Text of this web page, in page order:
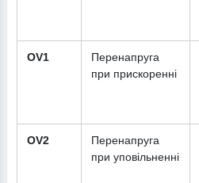
OV1
Перенапруга
при прискоренні
OV2
Перенапруга
при уповільненні